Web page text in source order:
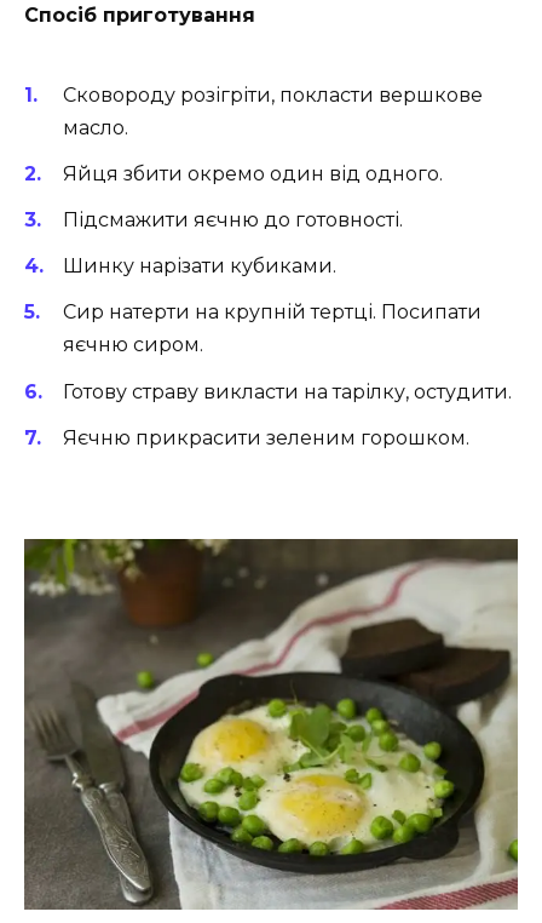
Спосіб приготування
Сковороду розігріти, покласти вершкове
масло.
Яйця збити окремо один від одного.
Підсмажити яєчню до готовності.
Шинку нарізати кубиками.
Сир натерти на крупній тертці. Посипати
яєчню сиром.
Готову страву викласти на тарілку, остудити.
Яєчню прикрасити зеленим горошком.